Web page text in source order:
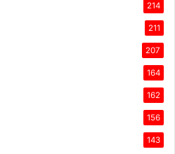
214
211
207
164
162
156
143